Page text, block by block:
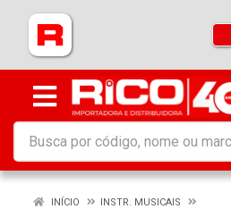
INÍCIO
INSTR. MUSICAIS